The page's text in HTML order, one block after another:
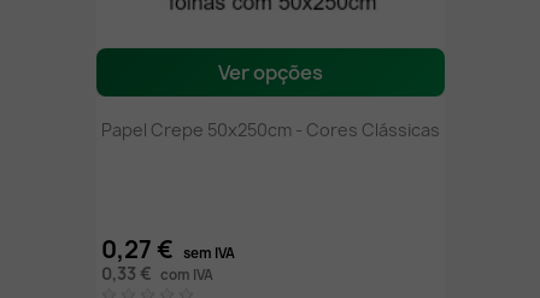
Ver opções
Papel Crepe 50x250cm - Cores Clássicas
0,27 € sem IVA
0,33 € com IVA